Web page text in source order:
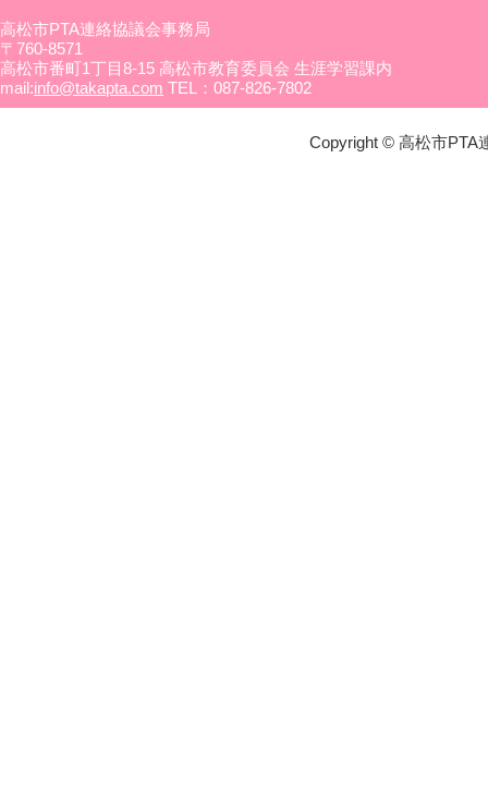
高松市PTA連絡協議会事務局
〒760-8571
高松市番町1丁目8-15 高松市教育委員会 生涯学習課内
mail:info@takapta.com TEL：087-826-7802
Copyright © 高松市PTA